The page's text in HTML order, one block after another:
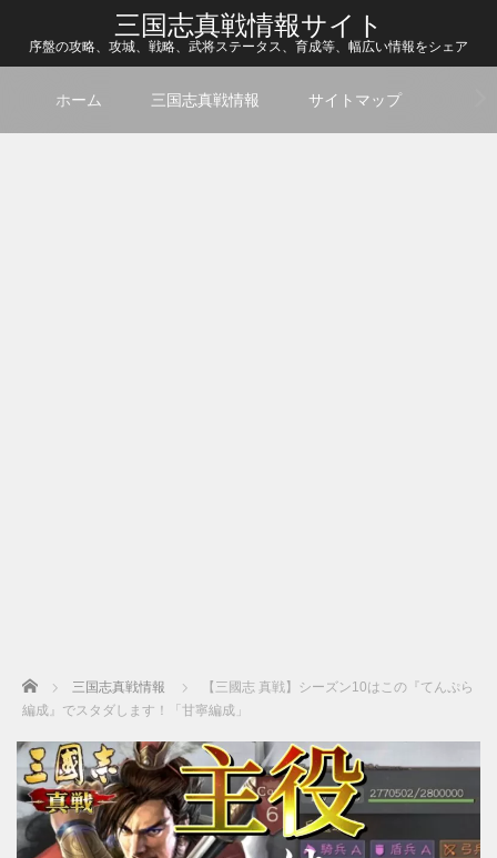
三国志真戦情報サイト
序盤の攻略、攻城、戦略、武将ステータス、育成等、幅広い情報をシェア
ホーム 三国志真戦情報 サイトマップ
Home 三国志真戦情報
【三國志 真戦】シーズン10はこの『てんぷら
編成』でスタダします！「甘寧編成」